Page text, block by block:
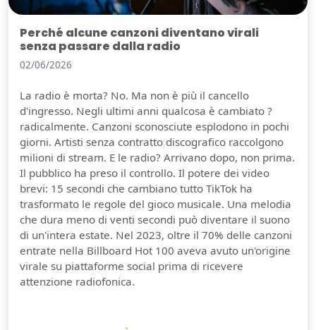
Perché alcune canzoni diventano virali
senza passare dalla radio
02/06/2026
La radio è morta? No. Ma non è più il cancello
d'ingresso. Negli ultimi anni qualcosa è cambiato ?
radicalmente. Canzoni sconosciute esplodono in pochi
giorni. Artisti senza contratto discografico raccolgono
milioni di stream. E le radio? Arrivano dopo, non prima.
Il pubblico ha preso il controllo. Il potere dei video
brevi: 15 secondi che cambiano tutto TikTok ha
trasformato le regole del gioco musicale. Una melodia
che dura meno di venti secondi può diventare il suono
di un'intera estate. Nel 2023, oltre il 70% delle canzoni
entrate nella Billboard Hot 100 aveva avuto un'origine
virale su piattaforme social prima di ricevere
attenzione radiofonica.